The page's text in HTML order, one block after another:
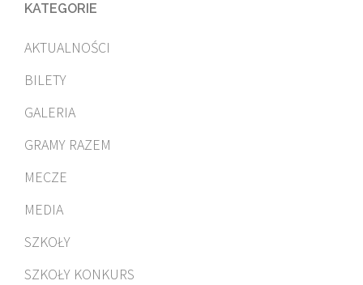
KATEGORIE
AKTUALNOŚCI
BILETY
GALERIA
GRAMY RAZEM
MECZE
MEDIA
SZKOŁY
SZKOŁY KONKURS